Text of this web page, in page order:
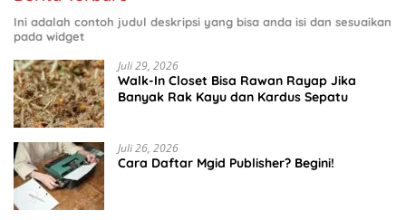
Ini adalah contoh judul deskripsi yang bisa anda isi dan sesuaikan
pada widget
Juli 29, 2026
Walk-In Closet Bisa Rawan Rayap Jika
Banyak Rak Kayu dan Kardus Sepatu
Juli 26, 2026
Cara Daftar Mgid Publisher? Begini!